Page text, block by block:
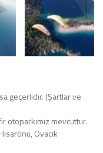
geçerlidir. (Şartlar ve
otoparkımız mevcuttur.
Ovacık